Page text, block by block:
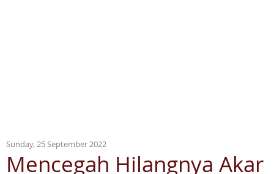
Sunday, 25 September 2022
Mencegah Hilangnya Akar